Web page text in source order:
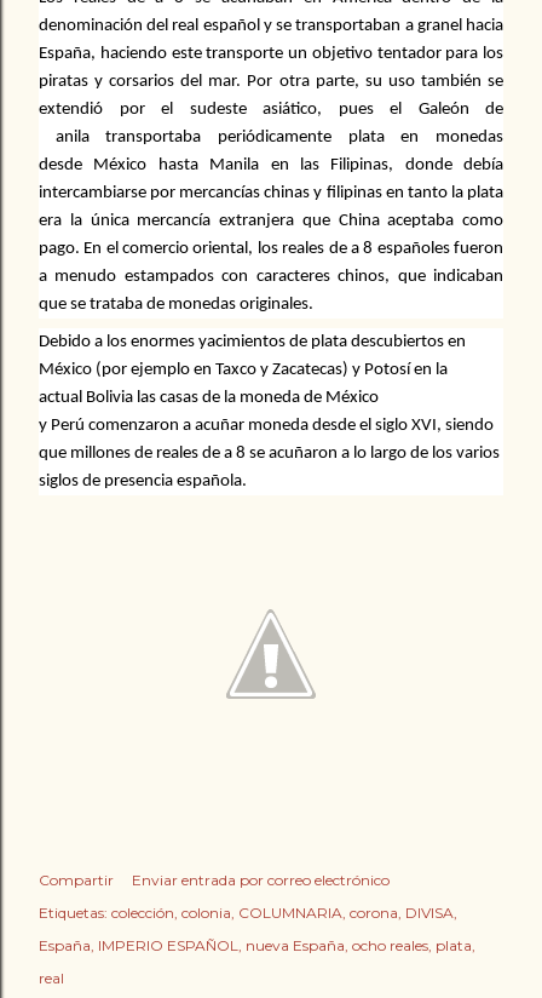
denominación del real español y se transportaban a granel hacia
España, haciendo este transporte un objetivo tentador para los
piratas y corsarios del mar. Por otra parte, su uso también se
extendió por el sudeste asiático, pues el
Galeón de
anila
transportaba periódicamente plata
en monedas
desde
México hasta Manila en las
Filipinas, donde debía
intercambiarse por mercancías chinas y filipinas en tanto la plata
era la única mercancía extranjera que China aceptaba como
pago. En el comercio oriental, los reales de a 8 españoles fueron
a menudo estampados con caracteres chinos, que indicaban
que se trataba de monedas originales.
Debido a los enormes yacimientos de plata descubiertos en
México (por ejemplo en Taxco y Zacatecas) y Potosí en la
actual Bolivia las casas de la moneda de México
y Perú comenzaron a acuñar moneda desde el siglo XVI, siendo
que millones de reales de a 8 se acuñaron a lo largo de los varios
siglos de presencia española.
Compartir
Enviar entrada por correo electrónico
Etiquetas: colección colonia COLUMNARIA corona DIVISA
España IMPERIO ESPAÑOL nueva España ocho reales plata
real